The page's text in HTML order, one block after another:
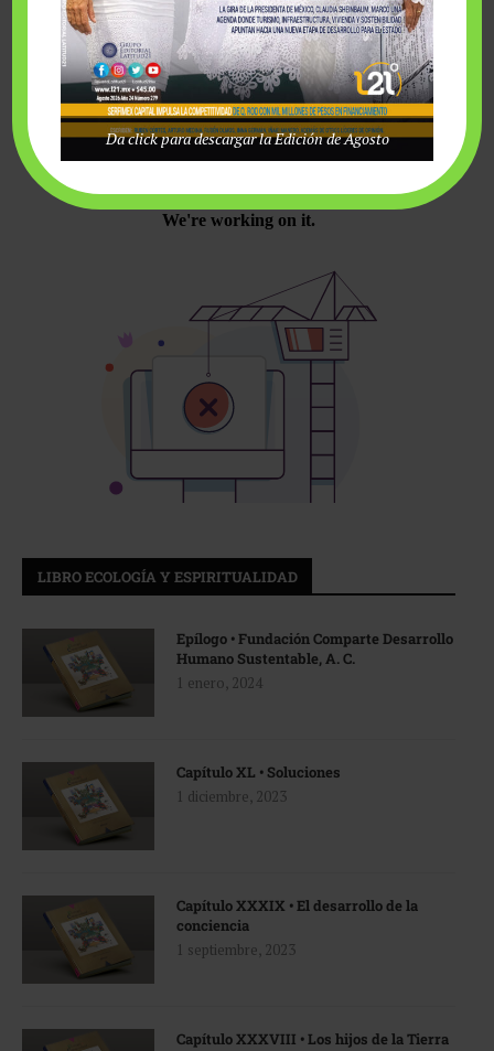
sábado, agosto 8 2026
LIBRO ECOLOGÍA Y ESPIRITUALIDAD
Epílogo • Fundación Comparte Desarrollo
Humano Sustentable, A. C.
1 enero, 2024
Capítulo XL • Soluciones
1 diciembre, 2023
Capítulo XXXIX • El desarrollo de la
conciencia
1 septiembre, 2023
Capítulo XXXVIII • Los hijos de la Tierra
Da click para descargar la Edición de Agosto